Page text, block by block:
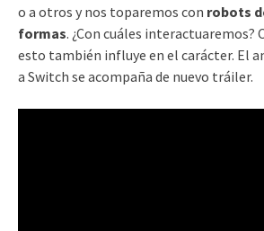
o a otros y nos toparemos con robots
formas. ¿Con cuáles interactuaremos?
esto también influye en el carácter. El
a Switch se acompaña de nuevo tráiler.